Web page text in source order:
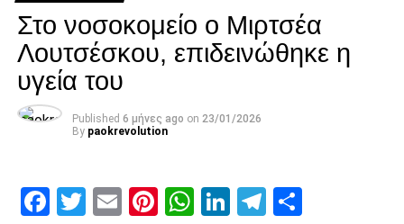
Καραμπάχ-ΠΑΟΚ
Σλόβαν Λίμπερετς-Φιορεντίνα
Η βαθμολογία του ομίλου
ADVERTISEMENT
Στο νοσοκομείο ο Μιρτσέα
Λουτσέσκου, επιδεινώθηκε η
υγεία του
Published 6 μήνες ago on 23/01/2026
By paokrevolution
Facebook
Twitter
EmailPinterest
WhatsApp
LinkedIn
Telegram